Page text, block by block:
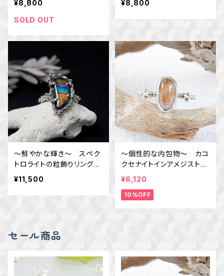
石アクセサリー 一点物
¥8,800
SOLD OUT
天然石アクセサリー 一点
物
¥8,800
～鮮やかな輝き～ スペク
トロライトの粒飾りリング
10.5号 天然石アクセサリ
ー 一点物
¥11,500
～個性的な内包物～ カコ
クセナイトインアメジストの
粒飾りリング 10号 天然
石アクセサリー 一点物 m
acari
¥6,120
10%OFF
セール商品